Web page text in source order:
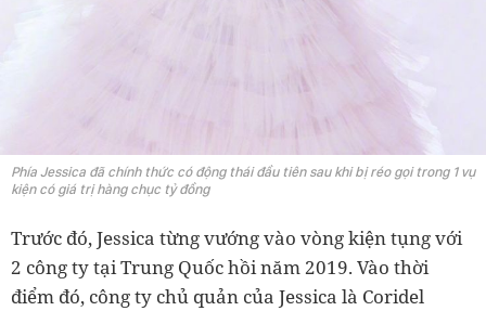
Phía Jessica đã chính thức có động thái đầu tiên sau khi bị réo gọi trong 1 vụ
kiện có giá trị hàng chục tỷ đồng
Trước đó, Jessica từng vướng vào vòng kiện tụng với
2 công ty tại Trung Quốc hồi năm 2019. Vào thời
điểm đó, công ty chủ quản của Jessica là Coridel